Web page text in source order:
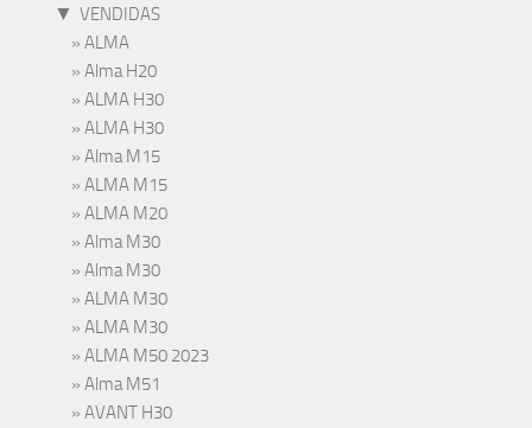
▼ VENDIDAS
ALMA
Alma H20
ALMA H30
ALMA H30
Alma M15
ALMA M15
ALMA M20
Alma M30
Alma M30
ALMA M30
ALMA M30
ALMA M50 2023
Alma M51
AVANT H30